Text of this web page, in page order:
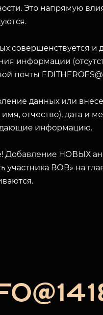
Это напрямую
совершенствуется и
информации
почты
данных или
отчество), дата и
информацию.
Добавление НОВЫХ
участника ВОВ» на